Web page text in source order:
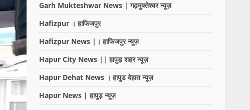
Garh Mukteshwar News | गढ़मुक्तेश्वर न्यूज़
Hafizpur । हाफिजपुर
Hafizpur News |। हाफिजपुर न्यूज़
Hapur City News || हापुड़ शहर न्यूज़
Hapur Dehat News । हापुड देहात न्यूज़
Hapur News | हापुड़ न्यूज़